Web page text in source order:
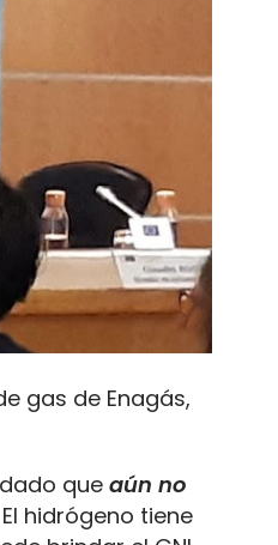
gas de Enagás,
queaún no
hidrógeno tiene